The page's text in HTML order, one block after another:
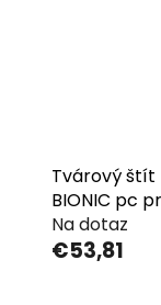
Tvárový štít
BIONIC pc
Na dotaz
€53,81